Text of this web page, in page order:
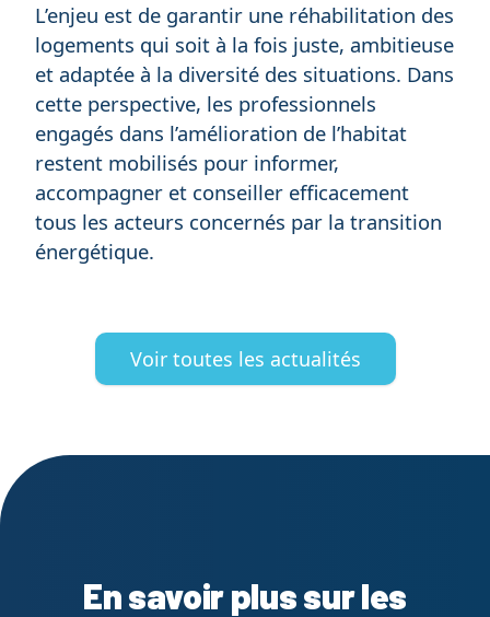
L’enjeu est de garantir une réhabilitation des
logements qui soit à la fois juste, ambitieuse
et adaptée à la diversité des situations. Dans
cette perspective, les professionnels
engagés dans l’amélioration de l’habitat
restent mobilisés pour informer,
accompagner et conseiller efficacement
tous les acteurs concernés par la transition
énergétique.
Voir toutes les actualités
En savoir plus sur les